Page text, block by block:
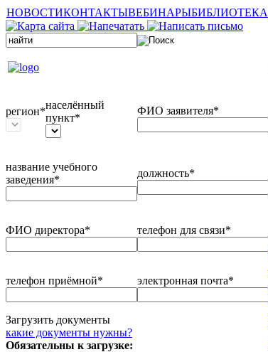
НОВОСТИКОНТАКТЫВЕБИНАРЫБИБЛИОТЕКА
регион*
населённый
пункт*
ФИО заявителя*
название учебного
заведения*
должность*
ФИО директора* телефон для связи*
телефон приёмной* электронная почта*
Загрузить документы
какие документы нужны?
Обязательны к загрузке: